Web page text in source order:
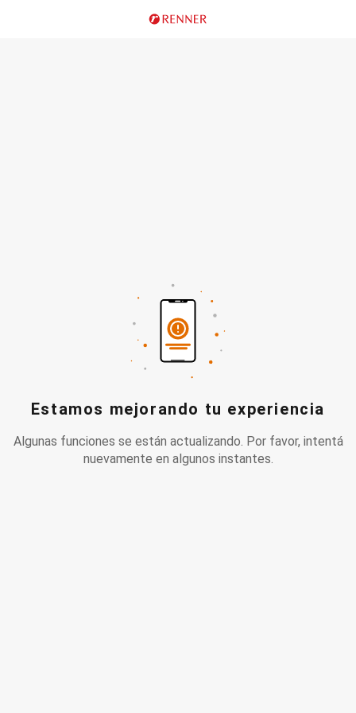
Estamos mejorando tu experiencia
Algunas funciones se están actualizando. Por favor, intentá
nuevamente en algunos instantes.